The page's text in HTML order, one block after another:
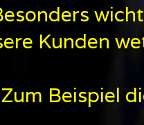
Kunden
Zum Beispiel